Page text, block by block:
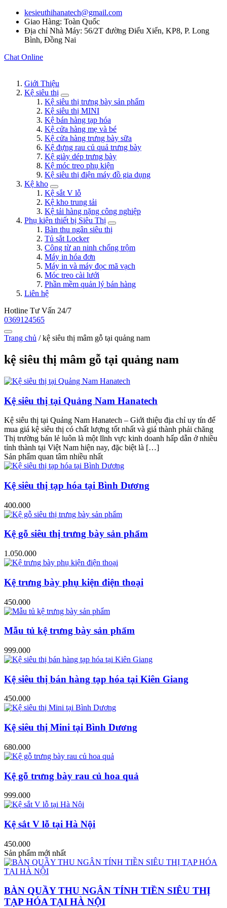
kesieuthihanatech@gmail.com
Giao Hàng: Toàn Quốc
Địa chỉ Nhà Máy: 56/2T đường Điểu Xiển, KP8, P. Long
Bình, Đồng Nai
Chat Online
Giới Thiệu
Kệ siêu thị
Kệ siêu thị trưng bày sản phẩm
Kệ siêu thị MINI
Kệ bán hàng tạp hóa
Kệ cửa hàng mẹ và bé
Kệ cửa hàng trưng bày sữa
Kệ đựng rau củ quả trưng bày
Kệ giày dép trưng bày
Kệ móc treo phụ kiện
Kệ siêu thị điện máy đồ gia dụng
Kệ kho
Kệ sắt V lỗ
Kệ kho trung tải
Kệ tải hàng nặng công nghiệp
Phụ kiện thiết bị Siêu Thị
Bàn thu ngân siêu thị
Tủ sắt Locker
Công từ an ninh chống trộm
Máy in hóa đơn
Máy in và máy đọc mã vạch
Móc treo cài lưới
Phần mềm quản lý bán hàng
Liên hệ
Hotline Tư Vấn 24/7
0369124565
Trang chủ /kệ siêu thị mâm gỗ tại quảng nam
kệ siêu thị mâm gỗ tại quảng nam
Kệ siêu thị tại Quảng Nam Hanatech
Kệ siêu thị tại Quảng Nam Hanatech – Giới thiệu địa chỉ uy tín để
mua giá kệ siêu thị có chất lượng tốt nhất và giá thành phải chăng
Thị trường bán lẻ luôn là một lĩnh vực kinh doanh hấp dẫn ở nhiều
tỉnh thành tại Việt Nam hiện nay, đặc biệt là […]
Sản phẩm quan tâm nhiều nhất
Kệ siêu thị tạp hóa tại Bình Dương
400.000
Kệ gỗ siêu thị trưng bày sản phẩm
1.050.000
Kệ trưng bày phụ kiện điện thoại
450.000
Mẫu tủ kệ trưng bày sản phẩm
999.000
Kệ siêu thị bán hàng tạp hóa tại Kiên Giang
450.000
Kệ siêu thị Mini tại Bình Dương
680.000
Kệ gỗ trưng bày rau củ hoa quả
999.000
Kệ sắt V lỗ tại Hà Nội
450.000
Sản phẩm mới nhất
BÀN QUẦY THU NGÂN TÍNH TIỀN SIÊU THỊ
TẠP HÓA TẠI HÀ NỘI